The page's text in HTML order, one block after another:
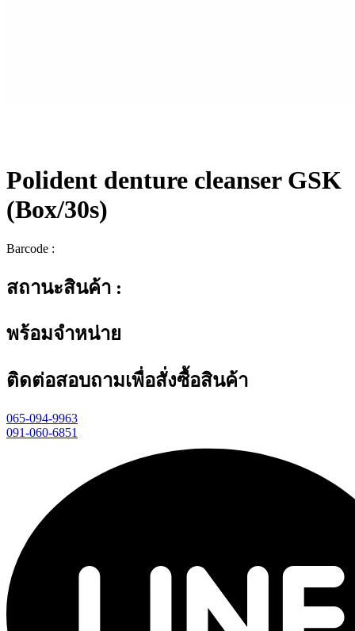
Polident denture cleanser GSK
(Box/30s)
Barcode :
สถานะสินค้า :
พร้อมจำหน่าย
ติดต่อสอบถามเพื่อสั่งซื้อสินค้า
065-094-9963
091-060-6851